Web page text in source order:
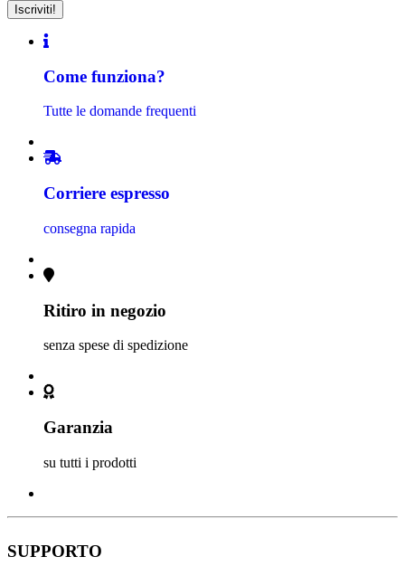
Come funziona?
Tutte le domande frequenti
Corriere espresso
consegna rapida
Ritiro in negozio
senza spese di spedizione
Garanzia
su tutti i prodotti
SUPPORTO